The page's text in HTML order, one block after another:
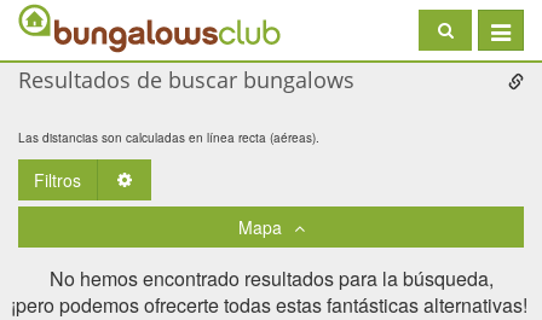
Toggle
Resultados de buscar bungalows
Las distancias son calculadas en línea recta (aéreas).
Filtros
Mapa
No hemos encontrado resultados para la búsqueda,
¡pero podemos ofrecerte todas estas fantásticas alternativas! ​